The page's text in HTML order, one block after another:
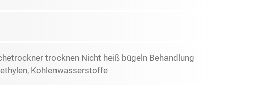
trocknen Nicht heiß bügeln Behandlung
Kohlenwasserstoffe